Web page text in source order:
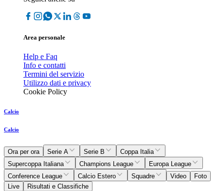
Area personale
Help e Faq
Info e contatti
Termini del servizio
Utilizzo dati e privacy
Cookie Policy
Calcio
Calcio
Ora per ora Serie A Serie B
Coppa Italia
Supercoppa Italiana
Champions League
Europa League
Conference League
Calcio Estero Squadre Video
Foto
Live
Risultati e Classifiche